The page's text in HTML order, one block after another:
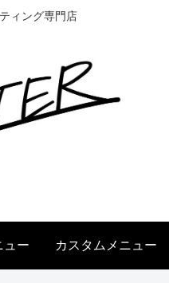
ィング専門店
ュー カスタムメニュー